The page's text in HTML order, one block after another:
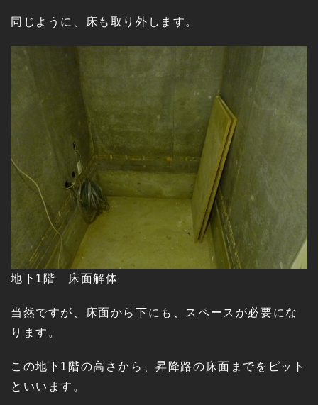
同じように、床も取り外します。
地下1階 床面解体
当然ですが、床面から下にも、スペースが必要にな
ります。
この地下1階の高さから、昇降路の床面までをピット
といいます。